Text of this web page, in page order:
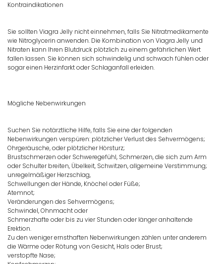
Kontraindikationen
Sie sollten Viagra Jelly nicht einnehmen, falls Sie Nitratmedikamente
wie Nitroglycerin anwenden. Die Kombination von Viagra Jelly und
Nitraten kann Ihren Blutdruck plötzlich zu einem gefährlichen Wert
fallen lassen. Sie können sich schwindelig und schwach fühlen oder
sogar einen Herzinfarkt oder Schlaganfall erleiden.
Mögliche Nebenwirkungen
Suchen Sie notärztliche Hilfe, falls Sie eine der folgenden
Nebenwirkungen verspüren: plötzlicher Verlust des Sehvermögens;
Ohrgeräusche, oder plötzlicher Hörsturz;
Brustschmerzen oder Schweregefühl, Schmerzen, die sich zum Arm
oder Schulter breiten, Übelkeit, Schwitzen, allgemeine Verstimmung;
unregelmäßiger Herzschlag,
Schwellungen der Hände, Knöchel oder Füße;
Atemnot;
Veränderungen des Sehvermögens;
Schwindel, Ohnmacht oder
Schmerzhafte oder bis zu vier Stunden oder länger anhaltende
Erektion.
Zu den weniger ernsthaften Nebenwirkungen zählen unter anderem
die Wärme oder Rötung von Gesicht, Hals oder Brust;
verstopfte Nase;